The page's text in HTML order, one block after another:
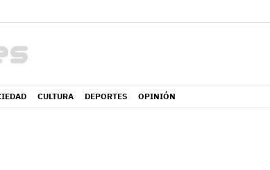
CULTURA DEPORTES OPINIÓN